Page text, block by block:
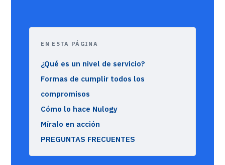
EN ESTA PÁGINA
¿Qué es un nivel de servicio?
Formas de cumplir todos los
compromisos
Cómo lo hace Nulogy
Míralo en acción
PREGUNTAS FRECUENTES